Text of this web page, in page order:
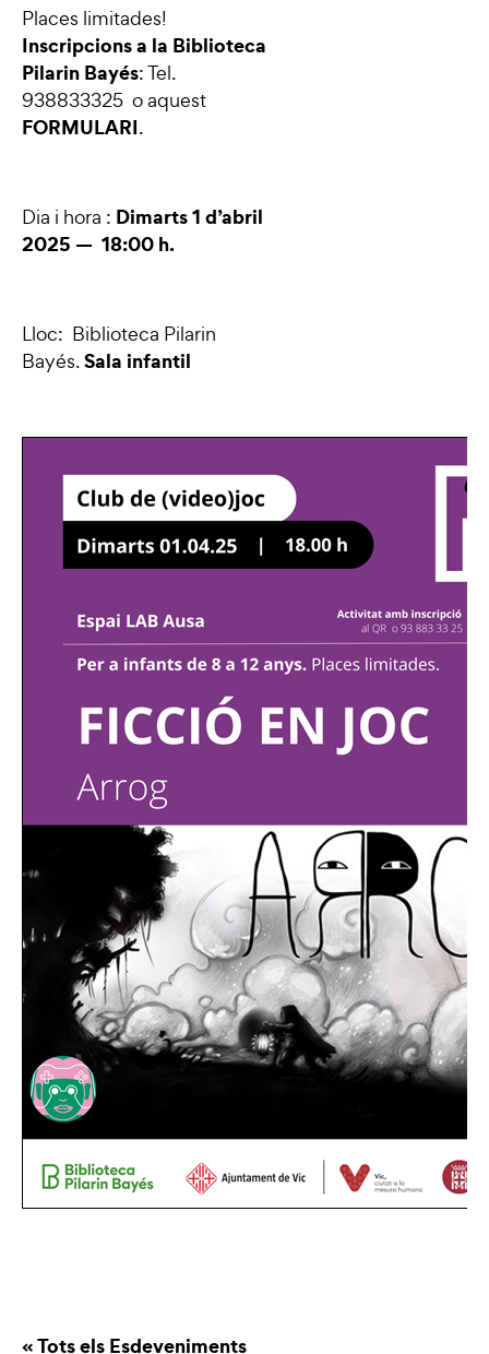
Places limitades!
Inscripcions a la Biblioteca
Pilarin Bayés: Tel.
938833325 o aquest
FORMULARI.
Dia i hora : Dimarts 1 d’abril
2025 — 18:00 h.
Lloc: Biblioteca Pilarin
Bayés.Sala infantil
« Tots els Esdeveniments